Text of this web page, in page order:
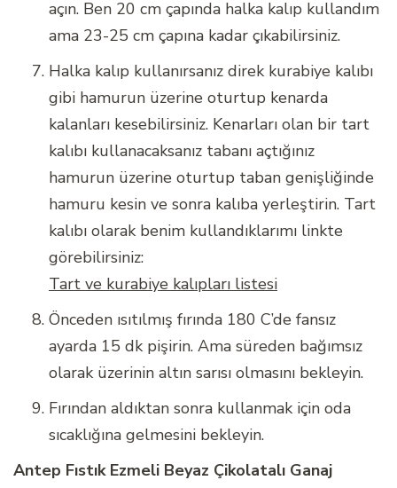
açın. Ben 20 cm çapında halka kalıp kullandım
ama 23-25 cm çapına kadar çıkabilirsiniz.
Halka kalıp kullanırsanız direk kurabiye kalıbı
gibi hamurun üzerine oturtup kenarda
kalanları kesebilirsiniz. Kenarları olan bir tart
kalıbı kullanacaksanız tabanı açtığınız
hamurun üzerine oturtup taban genişliğinde
hamuru kesin ve sonra kalıba yerleştirin. Tart
kalıbı olarak benim kullandıklarımı linkte
görebilirsiniz:
Tart ve kurabiye kalıpları listesi
Önceden ısıtılmış fırında 180 C’de fansız
ayarda 15 dk pişirin. Ama süreden bağımsız
olarak üzerinin altın sarısı olmasını bekleyin.
Fırından aldıktan sonra kullanmak için oda
sıcaklığına gelmesini bekleyin.
Antep Fıstık Ezmeli Beyaz Çikolatalı Ganaj